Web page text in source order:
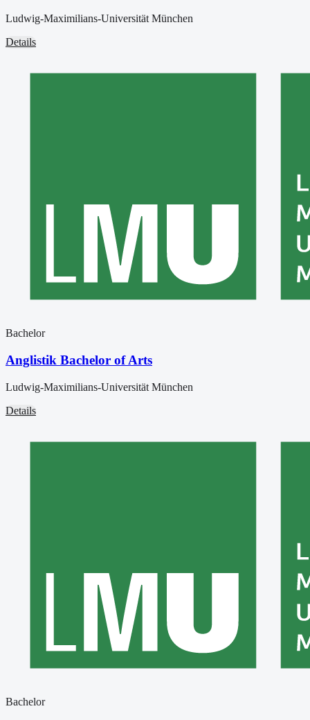
Ludwig-Maximilians-Universität München
Details
Bachelor
Anglistik Bachelor of Arts
Ludwig-Maximilians-Universität München
Details
Bachelor